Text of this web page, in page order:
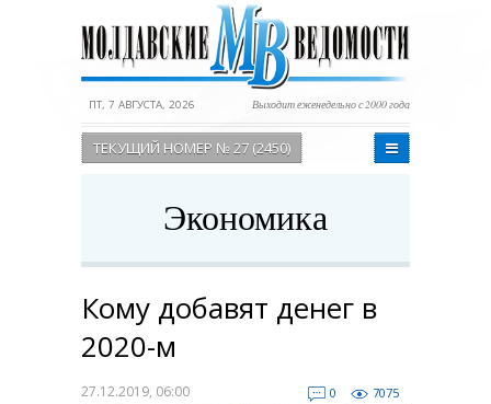
ПТ, 7 АВГУСТА, 2026 Выходит еженедельно с 2000 года
ТЕКУЩИЙ НОМЕР № 27 (2450)
Экономика
Кому добавят денег в
2020-м
27.12.2019, 06:00 0 7075